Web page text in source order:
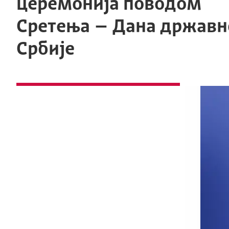
церемонија поводом
Сретења – Дана
Србије